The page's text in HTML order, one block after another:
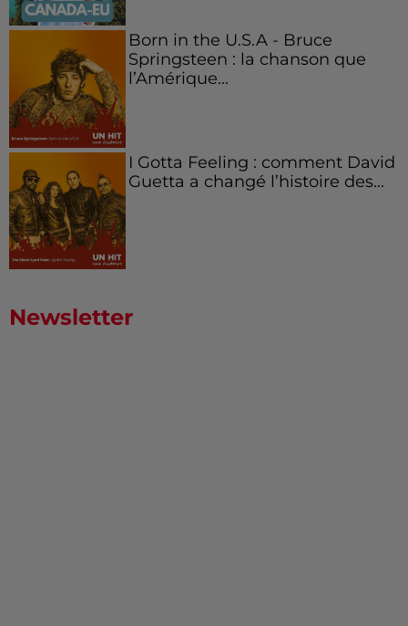
Born in the U.S.A - Bruce
Springsteen : la chanson que
l’Amérique...
I Gotta Feeling : comment David
Guetta a changé l’histoire des...
Newsletter